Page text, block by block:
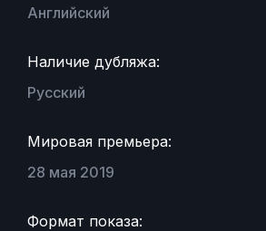
Английский
Наличие дубляжа:
Русский
Мировая премьера:
28 мая 2019
Формат показа: